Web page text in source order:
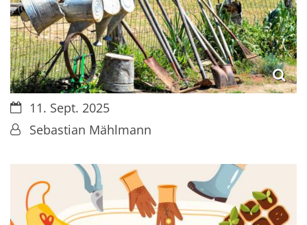
Datum:11. Sept. 2025
Von:Sebastian Mählmann